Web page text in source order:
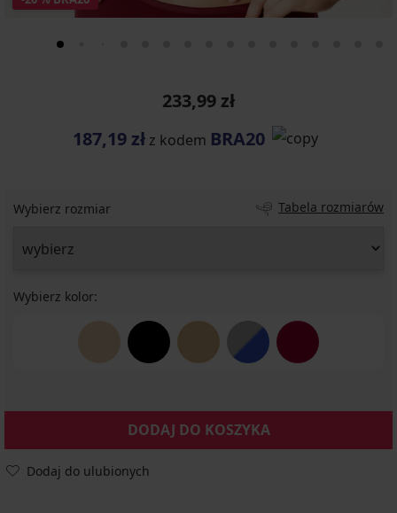
233,99 zł
187,19 złz kodem BRA20
Wybierz rozmiar Tabela rozmiarów
Wybierz kolor:
DODAJ DO KOSZYKA
Dodaj do ulubionych